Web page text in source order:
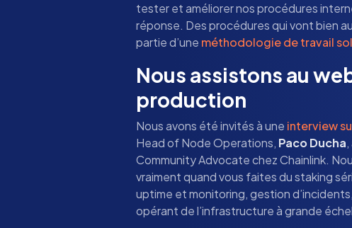
tester et améliorer nos procédures
réponse. Des procédures qui vont bien
partie d’une méthodologie de travail
Nous assistons au
production
Nous avons été invités à une interview
Head of Node Operations, Paco Ducha
Community Advocate chez Chainlink.
vraiment quand vous faites du staking
uptime et monitoring, gestion
opérant de l’infrastructure à grande